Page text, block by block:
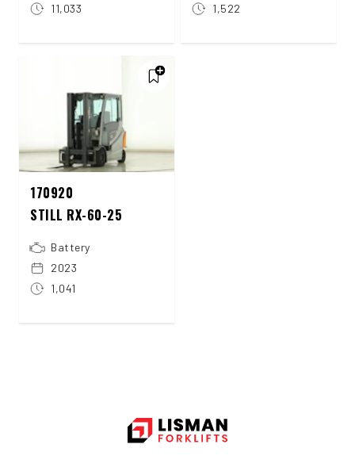
11,033
1,522
170920
STILL RX-60-25
Battery
2023
1,041